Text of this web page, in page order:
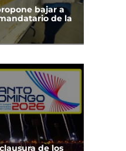
bajar a
de la
de los